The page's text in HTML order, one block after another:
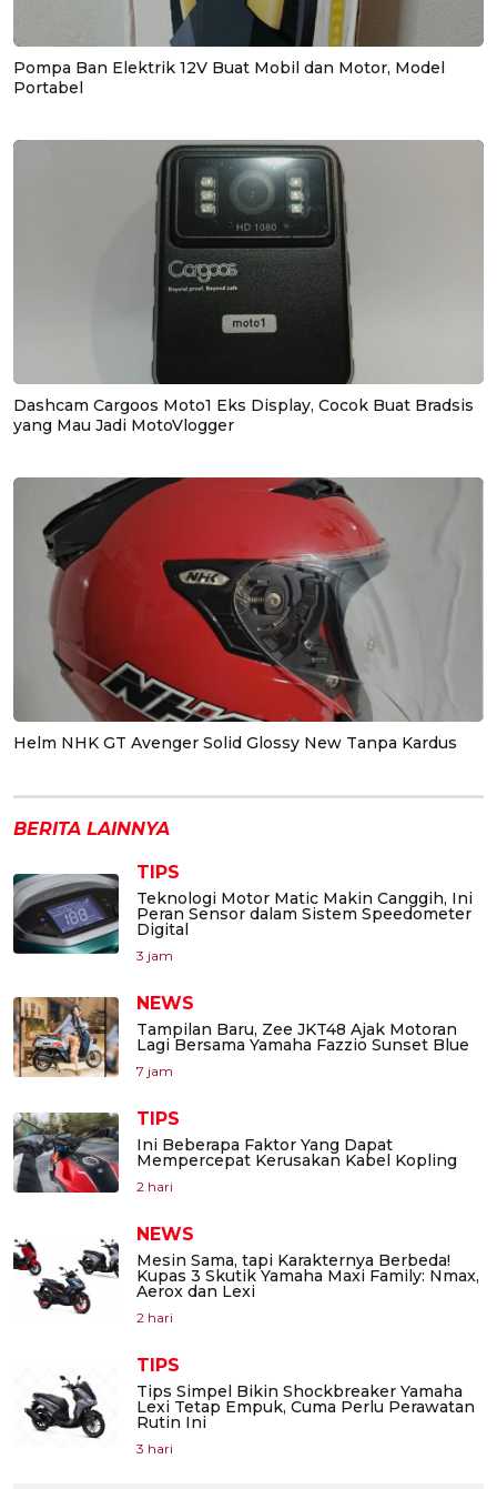
Pompa Ban Elektrik 12V Buat Mobil dan Motor, Model
Portabel
Dashcam Cargoos Moto1 Eks Display, Cocok Buat Bradsis
yang Mau Jadi MotoVlogger
Helm NHK GT Avenger Solid Glossy New Tanpa Kardus
BERITA LAINNYA
TIPS
Teknologi Motor Matic Makin Canggih, Ini
Peran Sensor dalam Sistem Speedometer
Digital
3 jam
NEWS
Tampilan Baru, Zee JKT48 Ajak Motoran
Lagi Bersama Yamaha Fazzio Sunset Blue
7 jam
TIPS
Ini Beberapa Faktor Yang Dapat
Mempercepat Kerusakan Kabel Kopling
2 hari
NEWS
Mesin Sama, tapi Karakternya Berbeda!
Kupas 3 Skutik Yamaha Maxi Family: Nmax,
Aerox dan Lexi
2 hari
TIPS
Tips Simpel Bikin Shockbreaker Yamaha
Lexi Tetap Empuk, Cuma Perlu Perawatan
Rutin Ini
3 hari